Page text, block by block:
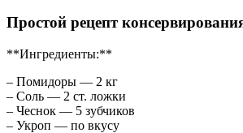
Простой рецепт
**Ингредиенты:**
– Помидоры — 2 кг
– Соль — 2 ст. ложки
– Чеснок — 5 зубчиков
– Укроп — по вкусу